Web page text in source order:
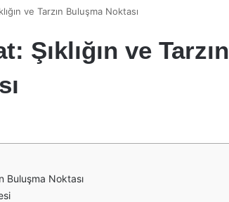
ve Tarzın Buluşma Noktası
Şıklığın ve Tarzın
Buluşma Noktası